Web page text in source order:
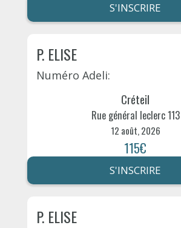
S'INSCRIRE
P. ELISE
Numéro Adeli:
Créteil
Rue général leclerc 113
12 août, 2026
115€
S'INSCRIRE
P. ELISE